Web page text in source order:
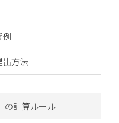
例
出方法
の計算ルール